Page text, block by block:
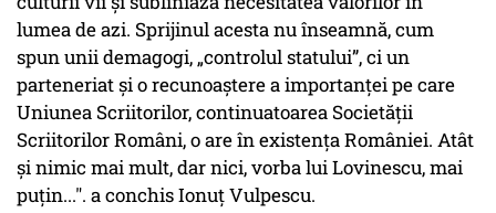
lumea de azi. Sprijinul acesta nu înseamnă, cum
spun unii demagogi, „controlul statului”, ci un
parteneriat și o recunoaștere a importanței pe care
Uniunea Scriitorilor, continuatoarea Societății
Scriitorilor Români, o are în existența României. Atât
și nimic mai mult, dar nici, vorba lui Lovinescu, mai
puțin...". a conchis Ionuț Vulpescu.